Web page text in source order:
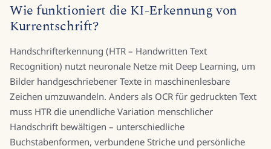
Wie funktioniert die KI-Erkennung von
Kurrentschrift?
Handschrifterkennung (HTR – Handwritten Text
Recognition) nutzt neuronale Netze mit Deep Learning, um
Bilder handgeschriebener Texte in maschinenlesbare
Zeichen umzuwandeln. Anders als OCR für gedruckten Text
muss HTR die unendliche Variation menschlicher
Handschrift bewältigen – unterschiedliche
Buchstabenformen, verbundene Striche und persönliche